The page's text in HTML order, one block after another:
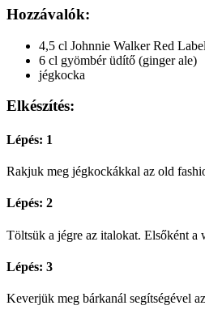
Hozzávalók:
4,5 cl Johnnie Walker Red
6 cl gyömbér üdítő (ginger ale)
jégkocka
Elkészítés:
Lépés: 1
Rakjuk meg jégkockákkal az old
Lépés: 2
Töltsük a jégre az italokat. Elsőként a
Lépés: 3
Keverjük meg bárkanál segítségével